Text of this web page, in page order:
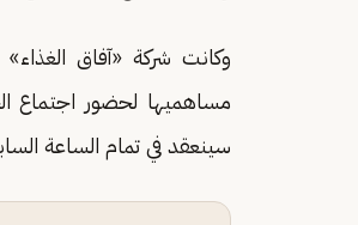
مساهميها لحضور اجتماع
سينعقد في تمام الساعة السابعة مساء يوم